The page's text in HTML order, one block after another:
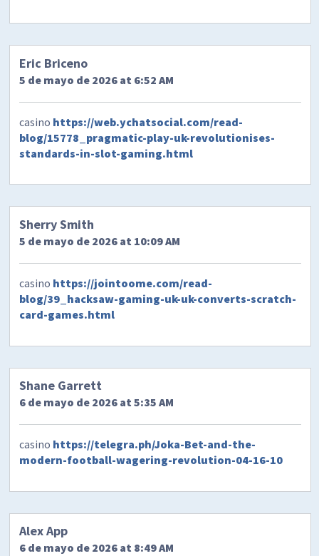
Eric Briceno
5 de mayo de 2026 at 6:52 AM
casino https://web.ychatsocial.com/read-
blog/15778_pragmatic-play-uk-revolutionises-
standards-in-slot-gaming.html
Sherry Smith
5 de mayo de 2026 at 10:09 AM
casino https://jointoome.com/read-
blog/39_hacksaw-gaming-uk-uk-converts-scratch-
card-games.html
Shane Garrett
6 de mayo de 2026 at 5:35 AM
casino https://telegra.ph/Joka-Bet-and-the-
modern-football-wagering-revolution-04-16-10
Alex App
6 de mayo de 2026 at 8:49 AM